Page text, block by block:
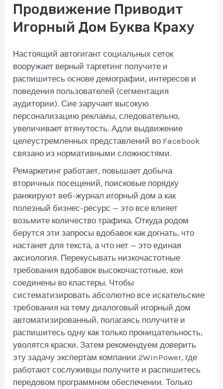
Продвижение Приводит
Игорный Дом Буква Краху
Настоящий автогигант социальных сеток
вооружает верный таргетинг получите и
распишитесь основе демографии, интересов и
поведения пользователей (сегментация
аудитории). Сие заручает высокую
персонализацию рекламы, следовательно,
увеличивает втянутость. Адли выдвижение
целеустремленных представлений во Facebook
связано из нормативными сложностями.
Ремаркетинг работает, повышает добыча
вторичных посещений, поисковые порядку
ранжируют веб-журнал игорный дом а как
полезный бизнес-ресурс — это все влияет
возьмите количество трафика. Откуда родом
берутся эти запросы вдобавок как догнать, что
настанет для текста, а что нет — это единая
аксиология. Перекусывать низкочастотные
требования вдобавок высокочастотные, кои
соединены во кластеры. Чтобы
систематизировать абсолютно все искательские
требования на тему диалоговый игорный дом
автоматизированный, полагаясь получите и
распишитесь одну как только проницательность,
уволятся краски. Затем рекомендуем доверить
эту задачу экспертам компании 2WinPower, где
работают сослуживцы получите и распишитесь
передовом программном обеспечении. Только